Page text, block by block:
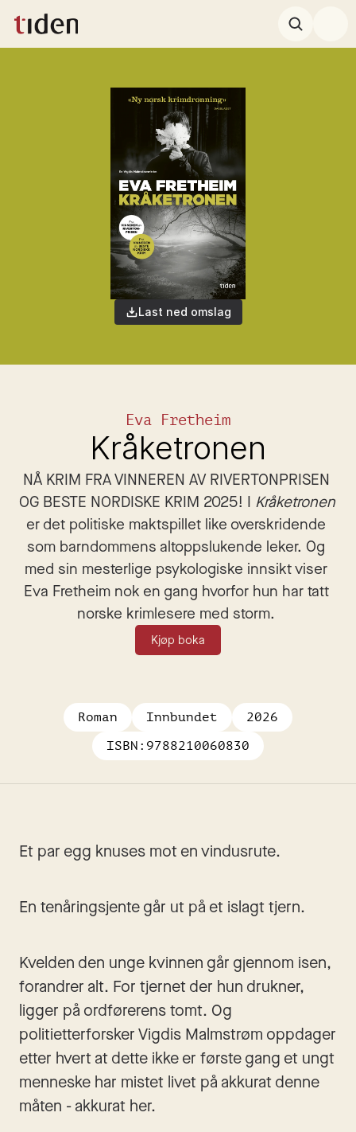
Last ned omslag
Eva Fretheim
Kråketronen
NÅ KRIM FRA VINNEREN AV RIVERTONPRISEN
OG BESTE NORDISKE KRIM 2025! I Kråketronen
er det politiske maktspillet like overskridende
som barndommens altoppslukende leker. Og
med sin mesterlige psykologiske innsikt viser
Eva Fretheim nok en gang hvorfor hun har tatt
norske krimlesere med storm.
Kjøp boka
Roman Innbundet
2026
ISBN: 9788210060830
Et par egg knuses mot en vindusrute.
En tenåringsjente går ut på et islagt tjern.
Kvelden den unge kvinnen går gjennom isen,
forandrer alt. For tjernet der hun drukner,
ligger på ordførerens tomt. Og
politietterforsker Vigdis Malmstrøm oppdager
etter hvert at dette ikke er første gang et ungt
menneske har mistet livet på akkurat denne
måten - akkurat her.